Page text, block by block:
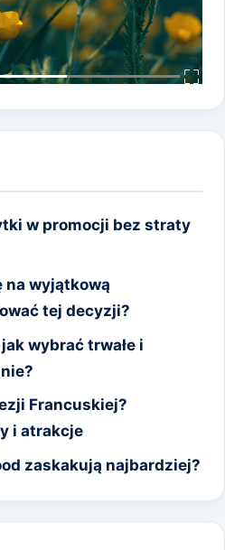
w promocji bez straty
na wyjątkową
tej decyzji?
wybrać trwałe i
Francuskiej?
i atrakcje
zaskakują najbardziej?